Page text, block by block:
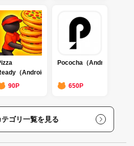
（Android）
90P
Pococha（Android)
650P
テゴリ一覧を見る